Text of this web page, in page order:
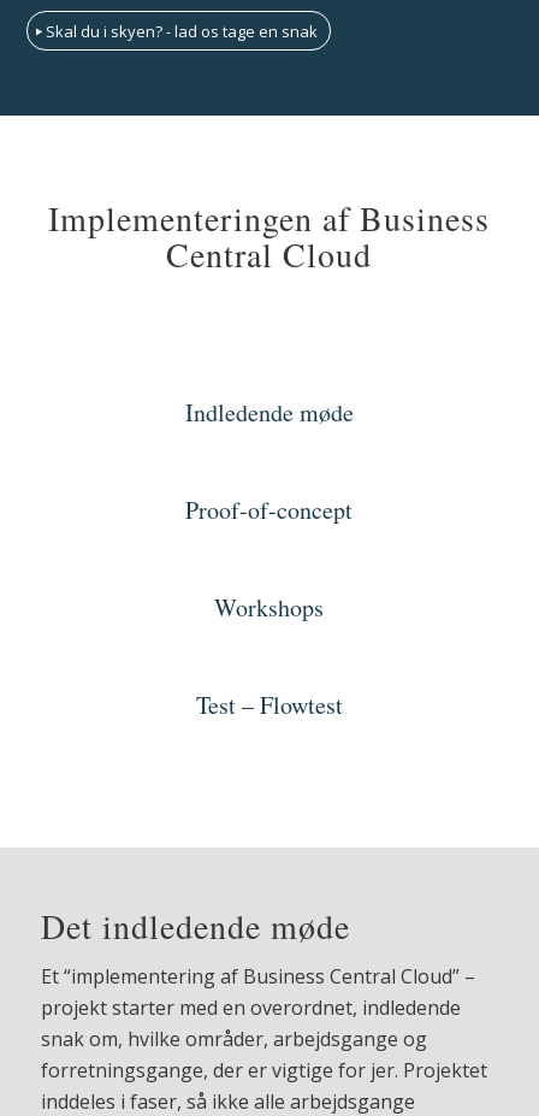
Skal du i skyen? - lad os tage en snak
Implementeringen af Business
Central Cloud
Indledende møde
Proof-of-concept
Workshops
Test – Flowtest
Det indledende møde
Et “implementering af Business Central Cloud” –
projekt starter med en overordnet, indledende
snak om, hvilke områder, arbejdsgange og
forretningsgange, der er vigtige for jer. Projektet
inddeles i faser, så ikke alle arbejdsgange